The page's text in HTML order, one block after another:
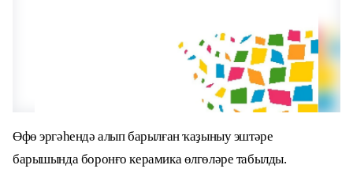
Өфө эргәһендә алып барылған ҡаҙыныу эштәре
барышында боронғо керамика өлгөләре табылды.